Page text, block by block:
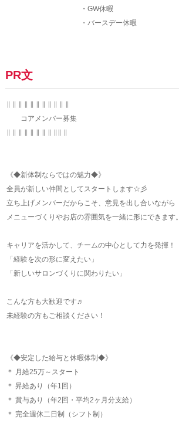
・GW休暇
・バースデー休暇
PR文
コアメンバー募集
《◆新体制ならではの魅力◆》
全員が新しい仲間としてスタートします☆彡
立ち上げメンバーだからこそ、意見を出し合いながら
メニューづくりやお店の雰囲気を一緒に形にできます。
キャリアを活かして、チームの中心として力を発揮！
「経験を次の形に変えたい」
「新しいサロンづくりに関わりたい」
こんな方も大歓迎です♬
未経験の方もご相談ください！
《◆安定した給与と休暇体制◆》
＊ 月給25万～スタート
＊ 昇給あり（年1回）
＊ 賞与あり（年2回・平均2ヶ月分支給）
＊ 完全週休二日制（シフト制）